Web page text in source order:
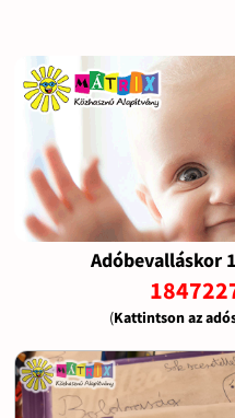
Adóbevalláskor
(Kattintson az